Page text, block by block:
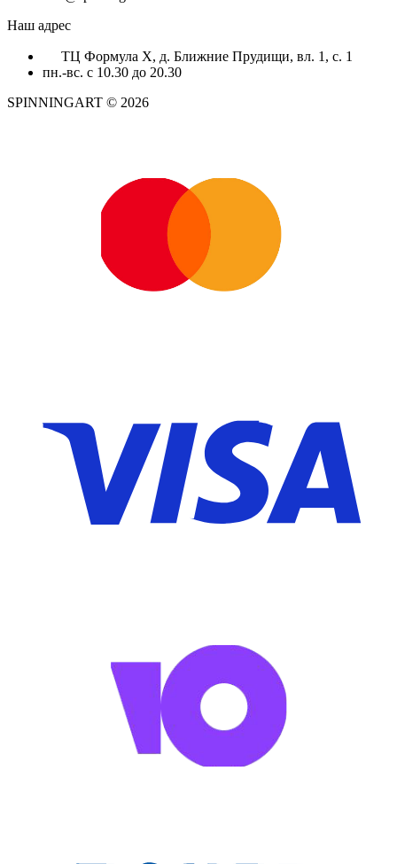
Наш адрес
ТЦ Формула X, д. Ближние Прудищи, вл. 1, с. 1
пн.-вс. с 10.30 до 20.30
SPINNINGART © 2026